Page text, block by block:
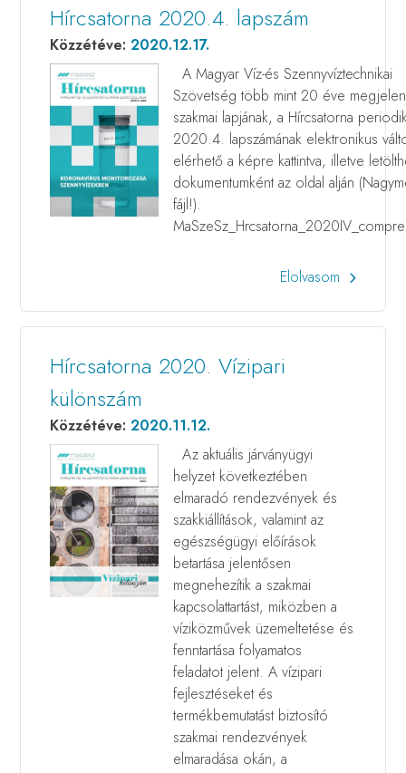
Hírcsatorna 2020.4. lapszám
Közzétéve:2020.12.17.
A Magyar Víz-és Szennyvíztechnikai
Szövetség több mint 20 éve
szakmai lapjának, a Hírcsatorna
2020.4. lapszámának elektronikus
elérhető a képre kattintva, illetve
dokumentumként az oldal alján
fájl!).
Elolvasom
Hírcsatorna 2020. Vízipari
különszám
Közzétéve:2020.11.12.
Az aktuális járványügyi
helyzet következtében
elmaradó rendezvények és
szakkiállítások, valamint az
egészségügyi előírások
betartása jelentősen
megnehezítik a szakmai
kapcsolattartást, miközben a
víziközművek üzemeltetése és
fenntartása folyamatos
feladatot jelent. A vízipari
fejlesztéseket és
termékbemutatást biztosító
szakmai rendezvények
elmaradása okán, a